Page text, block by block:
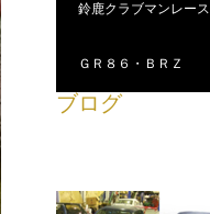
鈴鹿クラブマンレース
ＧＲ８６・ＢＲＺ
ブログ